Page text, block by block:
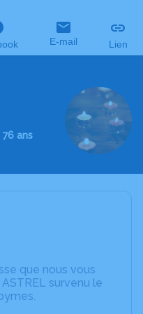
E-mail Lien
ans
que nous vous
survenu le